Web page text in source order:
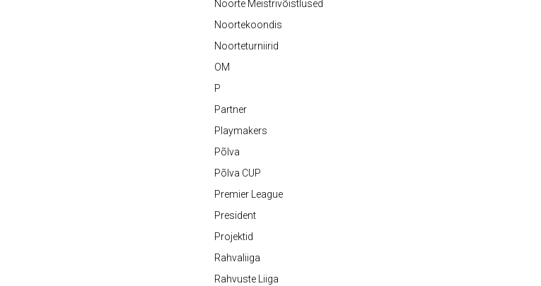
Noorte Meistrivõistlused
Noortekoondis
Noorteturniirid
OM
P
Partner
Playmakers
Põlva
Põlva CUP
Premier League
President
Projektid
Rahvaliiga
Rahvuste Liiga